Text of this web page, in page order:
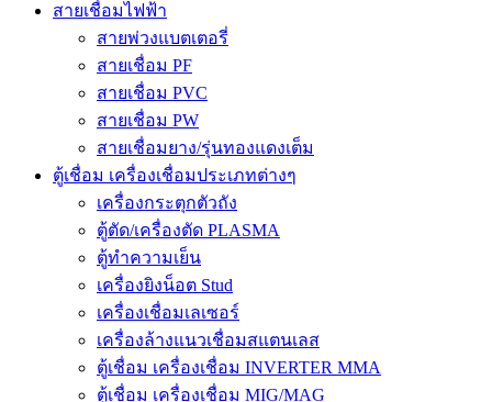
สายเชื่อมไฟฟ้า
สายพ่วงแบตเตอรี่
สายเชื่อม PF
สายเชื่อม PVC
สายเชื่อม PW
สายเชื่อมยาง/รุ่นทองแดงเต็ม
ตู้เชื่อม เครื่องเชื่อมประเภทต่างๆ
เครื่องกระตุกตัวถัง
ตู้ตัด/เครื่องตัด PLASMA
ตู้ทำความเย็น
เครื่องยิงน็อต Stud
เครื่องเชื่อมเลเซอร์
เครื่องล้างแนวเชื่อมสแตนเลส
ตู้เชื่อม เครื่องเชื่อม INVERTER MMA
ตู้เชื่อม เครื่องเชื่อม MIG/MAG